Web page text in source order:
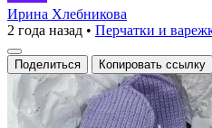
варежки
с
вышивкой
Ирина Хлебникова
2 года назад • Перчатки и
Поделиться Копировать ссылку